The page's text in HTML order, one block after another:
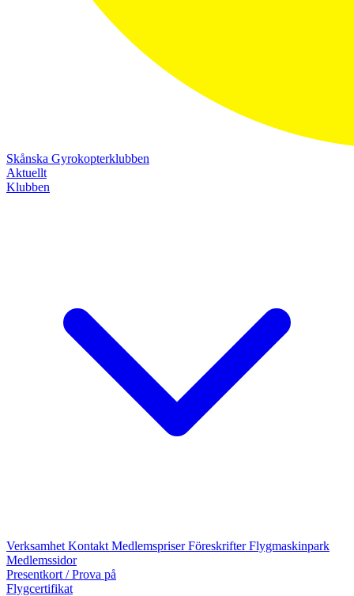
Skånska Gyrokopterklubben
Aktuellt
Klubben
Verksamhet Kontakt MedlemspriserFöreskrifterFlygmaskinpark
Medlemssidor
Presentkort / Prova på
Flygcertifikat